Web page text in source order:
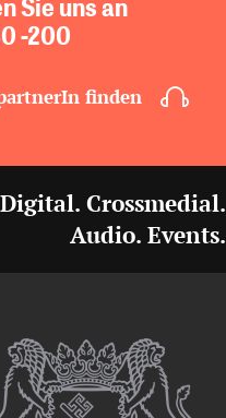
Sie uns an
-200
finden
Digital. Crossmedial.
Audio. Events.